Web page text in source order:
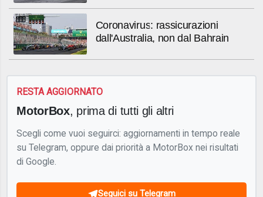
Coronavirus: rassicurazioni
dall'Australia, non dal Bahrain
RESTA AGGIORNATO
MotorBox, prima di tutti gli altri
Scegli come vuoi seguirci: aggiornamenti in tempo reale
su Telegram, oppure dai priorità a MotorBox nei risultati
di Google.
Seguici su Telegram